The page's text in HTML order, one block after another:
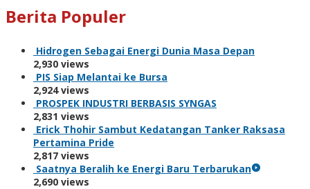
Berita Populer
Hidrogen Sebagai Energi Dunia Masa Depan
2,930 views
PIS Siap Melantai ke Bursa
2,924 views
PROSPEK INDUSTRI BERBASIS SYNGAS
2,831 views
Erick Thohir Sambut Kedatangan Tanker Raksasa
Pertamina Pride
2,817 views
Saatnya Beralih ke Energi Baru Terbarukan
2,690 views